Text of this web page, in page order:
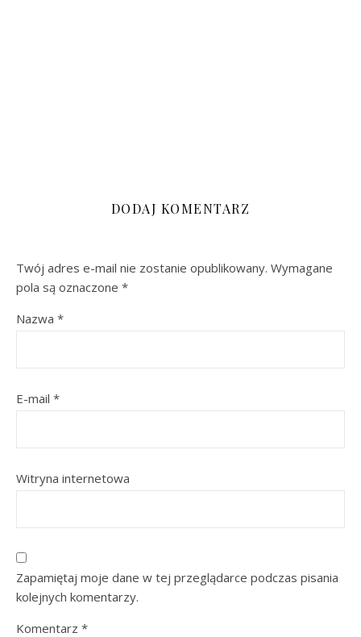
DODAJ KOMENTARZ
Twój adres e-mail nie zostanie opublikowany. Wymagane
pola są oznaczone *
Nazwa *
E-mail *
Witryna internetowa
Zapamiętaj moje dane w tej przeglądarce podczas pisania
kolejnych komentarzy.
Komentarz *